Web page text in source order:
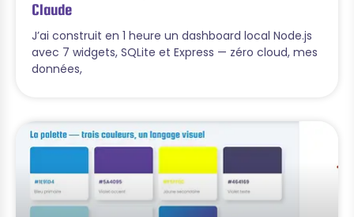
Claude
J’ai construit en 1 heure un dashboard local Node.js
avec 7 widgets, SQLite et Express — zéro cloud, mes
données,